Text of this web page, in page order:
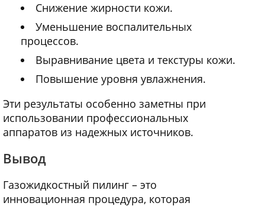
Снижение жирности кожи.
Уменьшение воспалительных
процессов.
Выравнивание цвета и текстуры кожи.
Повышение уровня увлажнения.
Эти результаты особенно заметны при
использовании профессиональных
аппаратов из надежных источников.
Вывод
Газожидкостный пилинг – это
инновационная процедура, которая